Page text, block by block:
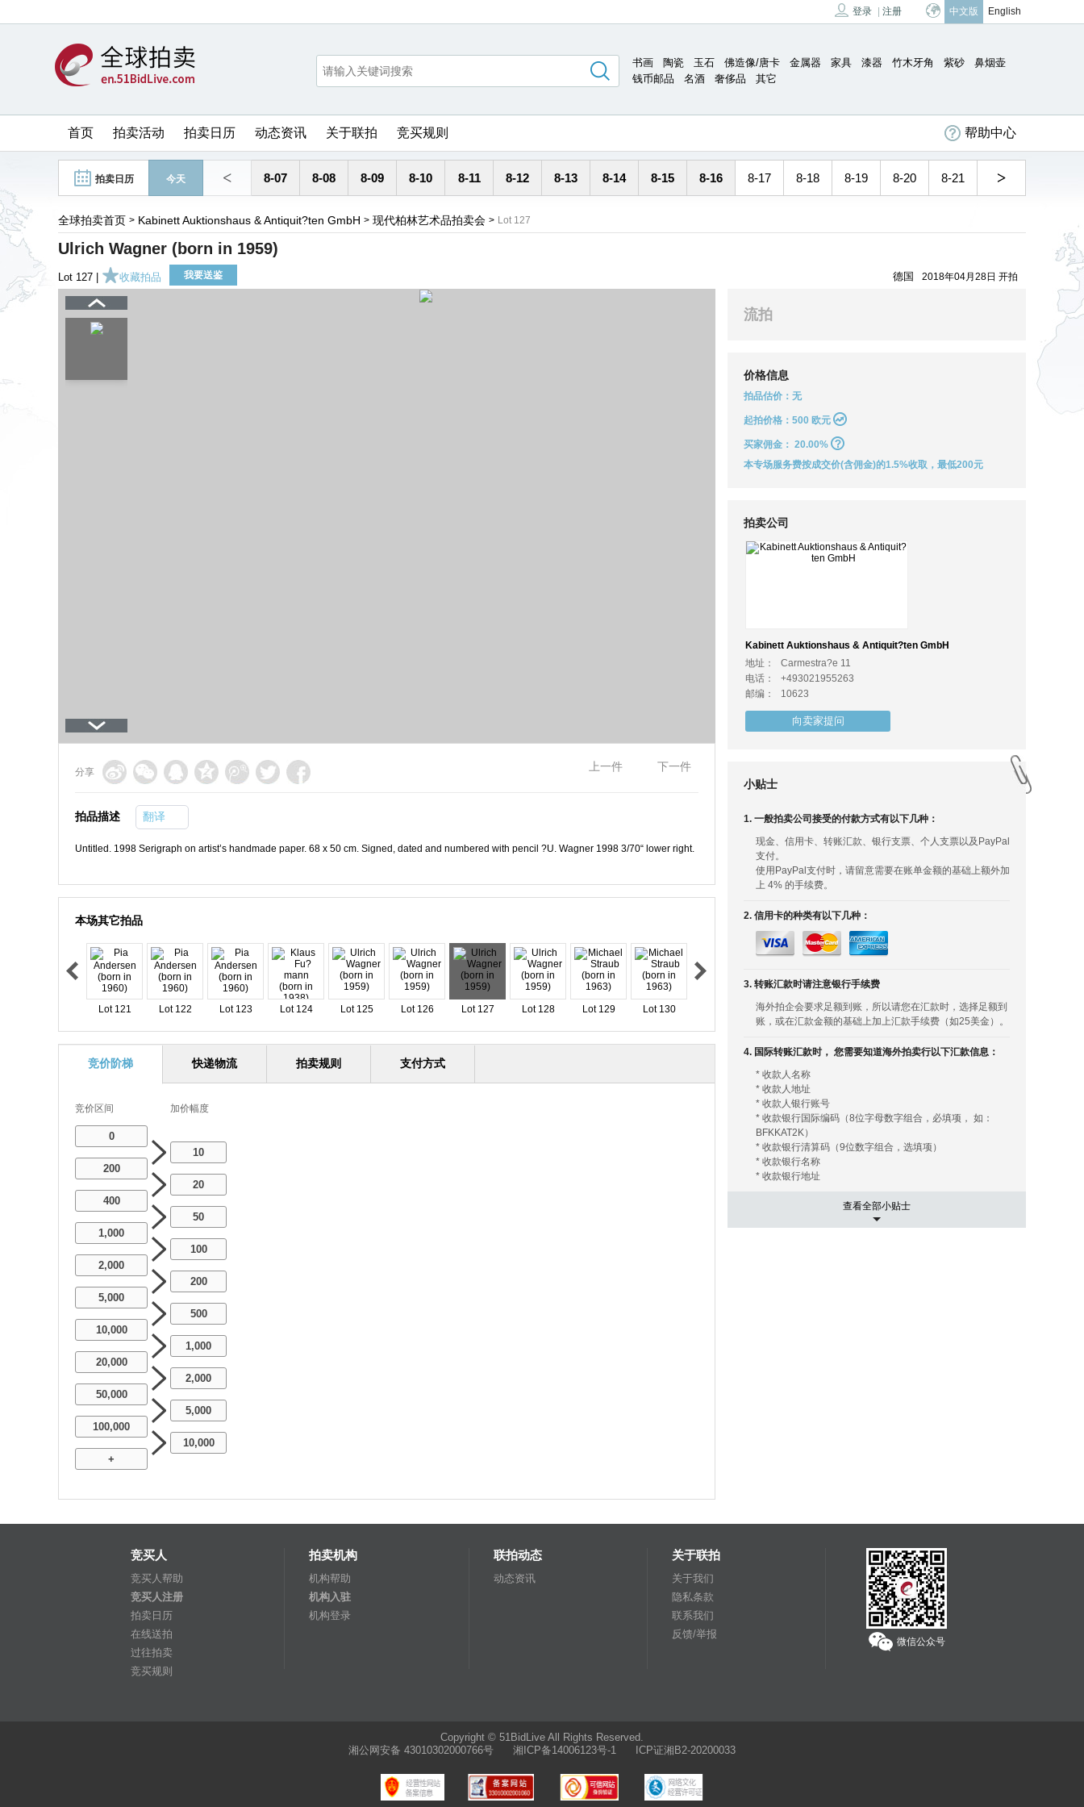
登录 注册 中文版 English
书画 陶瓷 玉石 佛造像/唐卡 金属器 家具 漆器 竹木牙角 紫砂
鼻烟壶
钱币邮品
名酒 奢侈品 其它
首页 拍卖活动 拍卖日历 动态资讯 关于联拍 竞买规则 帮助中心
拍卖日历 今天 < 8-07 8-08 8-09 8-10 8-11 8-12 8-13 8-14 8-15 8-16 8-17 8-18 8-19 8-20 8-21 >
全球拍卖首页 > Kabinett Auktionshaus & Antiquit?ten GmbH > 现代柏林艺术品拍卖会 > Lot 127
Ulrich Wagner (born in 1959)
Lot 127 | 收藏拍品 我要送鉴 德国 2018年04月28日 开拍
分享 上一件 下一件
拍品描述 翻译
Untitled. 1998 Serigraph on artist’s handmade paper. 68 x 50 cm. Signed, dated and numbered with pencil ?U. Wagner 1998 3/70“ lower right.
本场其它拍品
Lot 121 Lot 122 Lot 123 Lot 124 Lot 125 Lot 126 Lot 127 Lot 128 Lot 129 Lot 130
竞价阶梯 快递物流 拍卖规则 支付方式
竞价区间 加价幅度
0
10
200
20
400
50
1,000
100
2,000
200
5,000
500
10,000
1,000
20,000
2,000
50,000
5,000
100,000
10,000
+
流拍
价格信息
拍品估价：无
起拍价格：500 欧元
买家佣金： 20.00%
本专场服务费按成交价(含佣金)的1.5%收取，最低200元
拍卖公司
Kabinett Auktionshaus & Antiquit?ten GmbH
地址：
Carmestra?e 11
电话：
+493021955263
邮编：
10623
向卖家提问
小贴士
1. 一般拍卖公司接受的付款方式有以下几种：
现金、信用卡、转账汇款、银行支票、个人支票以及PayPal
支付。
使用PayPal支付时，请留意需要在账单金额的基础上额外加
上 4% 的手续费。
2. 信用卡的种类有以下几种：
3. 转账汇款时请注意银行手续费
海外拍企会要求足额到账，所以请您在汇款时，选择足额到
账，或在汇款金额的基础上加上汇款手续费（如25美金）。
4. 国际转账汇款时， 您需要知道海外拍卖行以下汇款信息：
* 收款人名称
* 收款人地址
* 收款人银行账号
* 收款银行国际编码（8位字母数字组合，必填项， 如：
BFKKAT2K）
* 收款银行清算码（9位数字组合，选填项）
* 收款银行名称
* 收款银行地址
有的海外拍卖行会替您安排和协调运输， 您只需要支付相关
400-608-1178
查看全部小贴士
竞买人
竞买人帮助
竞买人注册
拍卖日历
在线送拍
过往拍卖
竞买规则
拍卖机构
机构帮助
机构入驻
机构登录
联拍动态
动态资讯
关于联拍
关于我们
隐私条款
联系我们
反馈/举报
微信公众号
Copyright © 51BidLive All Rights Reserved.
湘公网安备 43010302000766号 湘ICP备14006123号-1 ICP证湘B2-20200033